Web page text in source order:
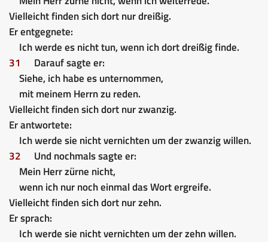
Vielleicht finden sich dort nur dreißig.
Er entgegnete:
Ich werde es nicht tun, wenn ich dort dreißig finde.
31
Darauf sagte er:
Siehe, ich habe es unternommen,
mit meinem Herrn zu reden.
Vielleicht finden sich dort nur zwanzig.
Er antwortete:
Ich werde sie nicht vernichten um der zwanzig willen.
32
Und nochmals sagte er:
Mein Herr zürne nicht,
wenn ich nur noch einmal das Wort ergreife.
Vielleicht finden sich dort nur zehn.
Er sprach:
Ich werde sie nicht vernichten um der zehn willen.